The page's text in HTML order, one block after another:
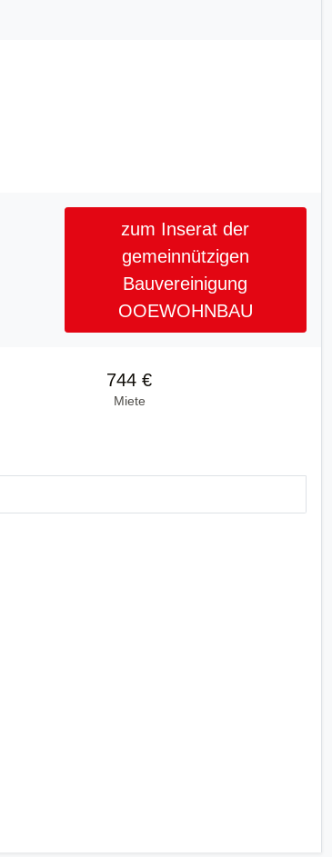
zum Inserat der
gemeinnützigen
Bauvereinigung
OOEWOHNBAU
744 €
Miete